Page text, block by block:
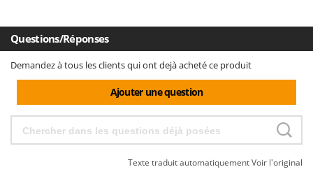
Questions/Réponses
Demandez à tous les clients qui ont dejà acheté ce produit
Ajouter une question
Texte traduit automatiquementVoir l'original